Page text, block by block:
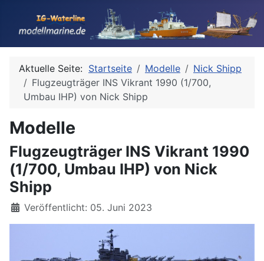
Aktuelle Seite: Startseite Modelle
Nick Shipp
Flugzeugträger INS Vikrant 1990 (1/700,
Umbau IHP) von Nick Shipp
Modelle
Flugzeugträger INS Vikrant 1990
(1/700, Umbau IHP) von Nick
Shipp
Details
Veröffentlicht: 05. Juni 2023